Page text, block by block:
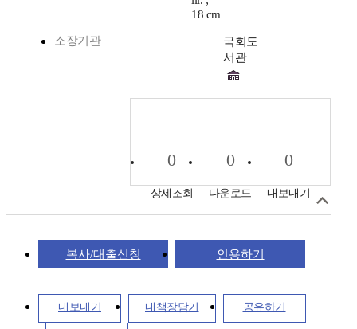
18 cm
소장기관
국회도
서관
0
상세조회
0
다운로드
0
내보내기
복사/대출신청 인용하기
내보내기 내책장담기 공유하기